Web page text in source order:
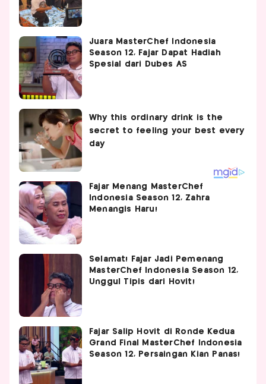
Juara MasterChef Indonesia
Season 12, Fajar Dapat Hadiah
Spesial dari Dubes AS
Fajar Menang MasterChef
Indonesia Season 12, Zahra
Menangis Haru!
Selamat! Fajar Jadi Pemenang
MasterChef Indonesia Season 12,
Unggul Tipis dari Hovit!
Fajar Salip Hovit di Ronde Kedua
Grand Final MasterChef Indonesia
Season 12, Persaingan Kian Panas!